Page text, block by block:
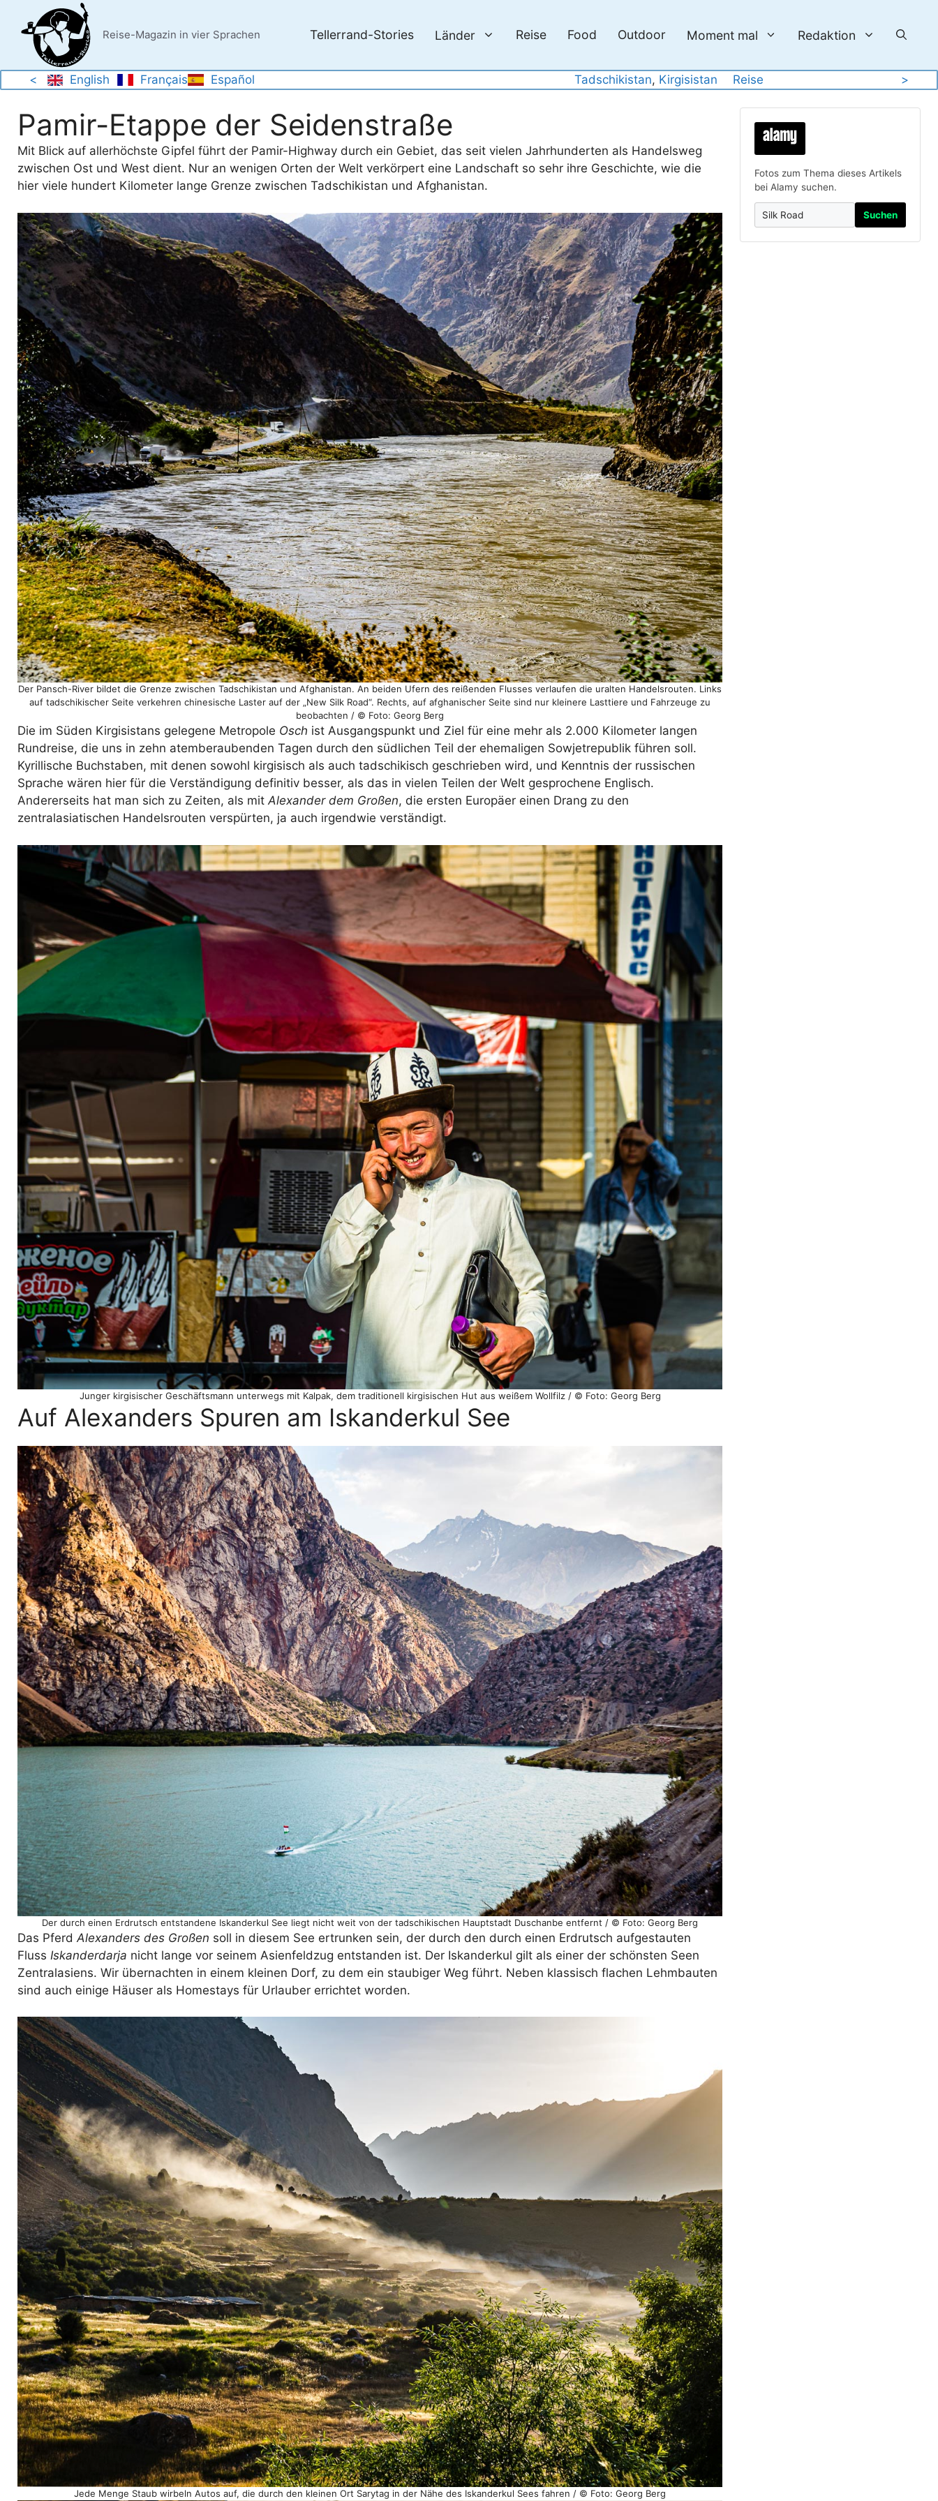
Inhalt
springen
Reise-Magazin in vier Sprachen Tellerrand-Stories Länder Reise Food Outdoor Moment mal Redaktion
< English Français Español Tadschikistan, Kirgisistan Reise >
Pamir-Etappe der Seidenstraße
Mit Blick auf allerhöchste Gipfel führt der Pamir-Highway durch ein Gebiet, das seit vielen Jahrhunderten als Handelsweg
zwischen Ost und West dient. Nur an wenigen Orten der Welt verkörpert eine Landschaft so sehr ihre Geschichte, wie die
hier viele hundert Kilometer lange Grenze zwischen Tadschikistan und Afghanistan.
Der Pansch-River bildet die Grenze zwischen Tadschikistan und Afghanistan. An beiden Ufern des reißenden Flusses verlaufen die uralten Handelsrouten. Links
auf tadschikischer Seite verkehren chinesische Laster auf der „New Silk Road“. Rechts, auf afghanischer Seite sind nur kleinere Lasttiere und Fahrzeuge zu
beobachten / © Foto: Georg Berg
Die im Süden Kirgisistans gelegene Metropole Osch ist Ausgangspunkt und Ziel für eine mehr als 2.000 Kilometer langen
Rundreise, die uns in zehn atemberaubenden Tagen durch den südlichen Teil der ehemaligen Sowjetrepublik führen soll.
Kyrillische Buchstaben, mit denen sowohl kirgisisch als auch tadschikisch geschrieben wird, und Kenntnis der russischen
Sprache wären hier für die Verständigung definitiv besser, als das in vielen Teilen der Welt gesprochene Englisch.
Andererseits hat man sich zu Zeiten, als mitAlexander dem Großen, die ersten Europäer einen Drang zu den
zentralasiatischen Handelsrouten verspürten, ja auch irgendwie verständigt.
Junger kirgisischer Geschäftsmann unterwegs mit Kalpak, dem traditionell kirgisischen Hut aus weißem Wollfilz / © Foto: Georg Berg
Auf Alexanders Spuren am Iskanderkul See
Der durch einen Erdrutsch entstandene Iskanderkul See liegt nicht weit von der tadschikischen Hauptstadt Duschanbe entfernt / © Foto: Georg Berg
Das Pferd Alexanders des Großen soll in diesem See ertrunken sein, der durch den durch einen Erdrutsch aufgestauten
Fluss Iskanderdarja nicht lange vor seinem Asienfeldzug entstanden ist. Der Iskanderkul gilt als einer der schönsten Seen
Zentralasiens. Wir übernachten in einem kleinen Dorf, zu dem ein staubiger Weg führt. Neben klassisch flachen Lehmbauten
sind auch einige Häuser als Homestays für Urlauber errichtet worden.
Jede Menge Staub wirbeln Autos auf, die durch den kleinen Ort Sarytag in der Nähe des Iskanderkul Sees fahren / © Foto: Georg Berg
Fotos zum Thema dieses Artikels
bei Alamy suchen.
Suchen